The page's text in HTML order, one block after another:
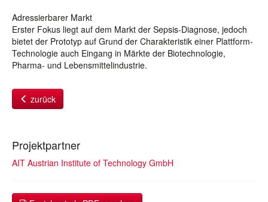
Adressierbarer Markt
Erster Fokus liegt auf dem Markt der Sepsis-Diagnose, jedoch
bietet der Prototyp auf Grund der Charakteristik einer Plattform-
Technologie auch Eingang in Märkte der Biotechnologie,
Pharma- und Lebensmittelindustrie.
zurück
Projektpartner
AIT Austrian Institute of Technology GmbH